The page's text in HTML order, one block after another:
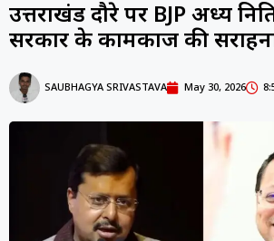
उत्तराखंड दौरे पर BJP अध्यक्ष
सरकार के कामकाज की
SAUBHAGYA SRIVASTAVA May 30, 2026